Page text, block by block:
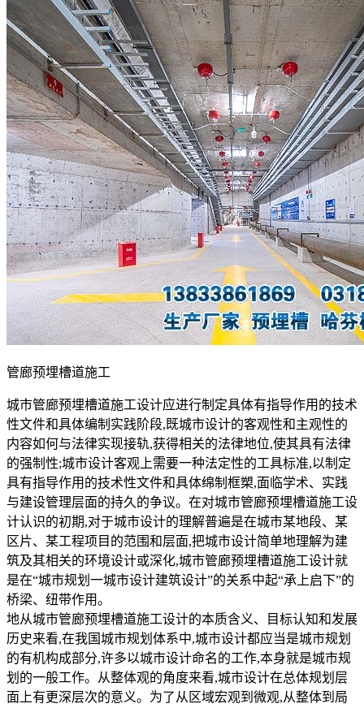
管廊预埋槽道施工
城市管廊预埋槽道施工设计应进行制定具体有指导作用的技术
性文件和具体编制实践阶段,既城市设计的客观性和主观性的
内容如何与法律实现接轨,获得相关的法律地位,使其具有法律
的强制性;城市设计客观上需要一种法定性的工具标准,以制定
具有指导作用的技术性文件和具体绵制框槊,面临学术、实践
与建设管理层面的持久的争议。在对城市管廊预埋槽道施工设
计认识的初期,对于城市设计的理解普遍是在城市某地段、某
区片、某工程项目的范围和层面,把城市设计简单地理解为建
筑及其相关的环境设计或深化,城市管廊预埋槽道施工设计就
是在“城市规划一城市设计建筑设计”的关系中起“承上启下”的
桥梁、纽带作用。
地从城市管廊预埋槽道施工设计的本质含义、目标认知和发展
历史来看,在我国城市规划体系中,城市设计都应当是城市规划
的有机构成部分,许多以城市设计命名的工作,本身就是城市规
划的一般工作。从整体观的角度来看,城市设计在总体规划层
面上有更深层次的意义。为了从区域宏观到微观,从整体到局